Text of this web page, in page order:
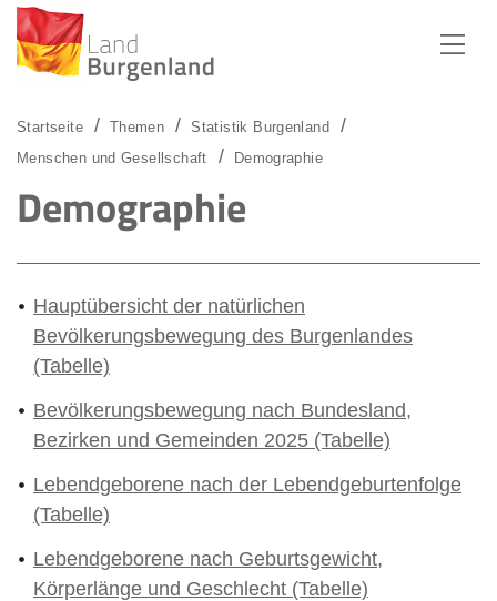
Startseite Themen
Statistik Burgenland
Menschen und Gesellschaft
Demographie
Demographie
Hauptübersicht der natürlichen
Bevölkerungsbewegung des Burgenlandes
(Tabelle)
Bevölkerungsbewegung nach Bundesland,
Bezirken und Gemeinden 2025 (Tabelle)
Lebendgeborene nach der Lebendgeburtenfolge
(Tabelle)
Lebendgeborene nach Geburtsgewicht,
Körperlänge und Geschlecht (Tabelle)